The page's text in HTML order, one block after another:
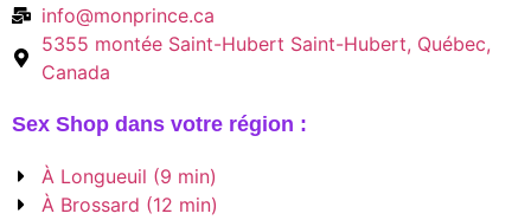
info@monprince.ca
5355 montée Saint-Hubert Saint-Hubert, Québec,
Canada
Sex Shop dans votre région :
À Longueuil (9 min)
À Brossard (12 min)